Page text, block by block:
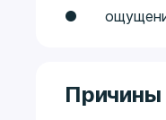
●
Причины